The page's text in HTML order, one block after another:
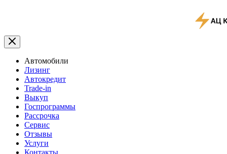
Автомобили
Лизинг
Автокредит
Trade-in
Выкуп
Госпрограммы
Рассрочка
Сервис
Отзывы
Услуги
Контакты